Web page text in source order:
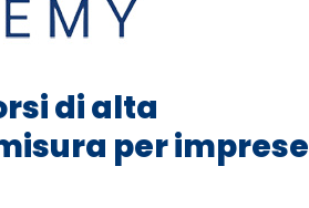
di alta
per imprese